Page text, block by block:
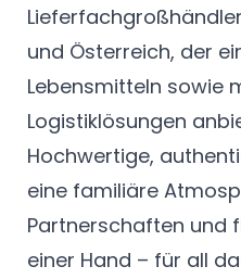
und Österreich, der
Lebensmitteln sowie
Logistiklösungen
Hochwertige,
eine familiäre
Partnerschaften und
einer Hand – für all